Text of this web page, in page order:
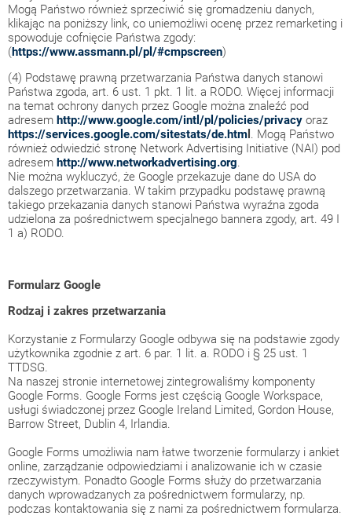
Mogą Państwo również sprzeciwić się gromadzeniu danych,
klikając na poniższy link, co uniemożliwi ocenę przez remarketing i
spowoduje cofnięcie Państwa zgody:
(https://www.assmann.pl/pl/#cmpscreen)
(4) Podstawę prawną przetwarzania Państwa danych stanowi
Państwa zgoda, art. 6 ust. 1 pkt. 1 lit. a RODO. Więcej informacji
na temat ochrony danych przez Google można znaleźć pod
adresem http://www.google.com/intl/pl/policies/privacy oraz
https://services.google.com/sitestats/de.htm . Mogą Państwo
również odwiedzić stronę Network Advertising Initiative (NAI) pod
adresem http://www.networkadvertising.org.
Nie można wykluczyć, że Google przekazuje dane do USA do
dalszego przetwarzania. W takim przypadku podstawę prawną
takiego przekazania danych stanowi Państwa wyraźna zgoda
udzielona za pośrednictwem specjalnego bannera zgody, art. 49 I
1 a) RODO.
Formularz Google
Rodzaj i zakres przetwarzania
Korzystanie z Formularzy Google odbywa się na podstawie zgody
użytkownika zgodnie z art. 6 par. 1 lit. a. RODO i § 25 ust. 1
TTDSG.
Na naszej stronie internetowej zintegrowaliśmy komponenty
Google Forms. Google Forms jest częścią Google Workspace,
usługi świadczonej przez Google Ireland Limited, Gordon House,
Barrow Street, Dublin 4, Irlandia.
Google Forms umożliwia nam łatwe tworzenie formularzy i ankiet
online, zarządzanie odpowiedziami i analizowanie ich w czasie
rzeczywistym. Ponadto Google Forms służy do przetwarzania
danych wprowadzanych za pośrednictwem formularzy, np.
podczas kontaktowania się z nami za pośrednictwem formularza.